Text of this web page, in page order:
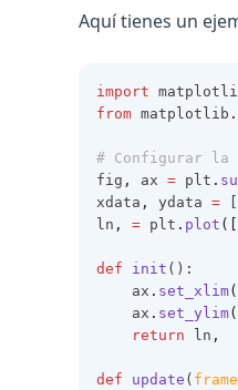
Aquí tienes un
import
from matplotlib .
# Configurar
fig , ax = plt .
xdata , ydata =
ln , = plt . plot
def init ():
    ax
. set_xlim(
    ax
. set_ylim(
return ln ,
def update ( frame